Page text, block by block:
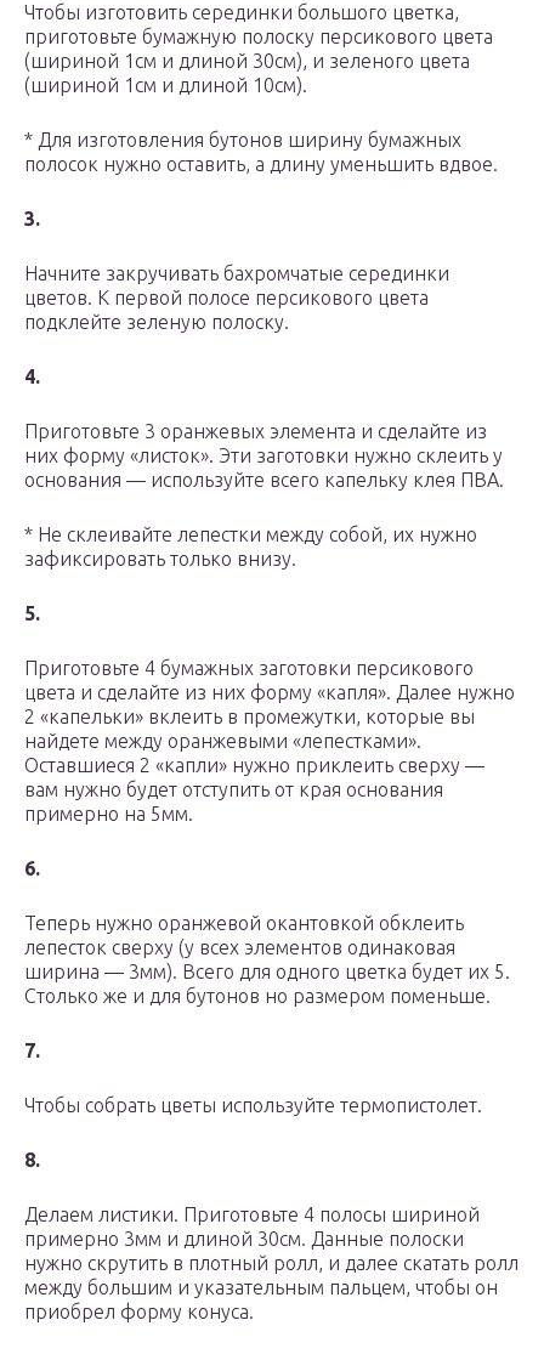
Чтобы изготовить серединки большого цветка,
приготовьте бумажную полоску персикового цвета
(шириной 1см и длиной 30см), и зеленого цвета
(шириной 1см и длиной 10см).
* Для изготовления бутонов ширину бумажных
полосок нужно оставить, а длину уменьшить вдвое.
3.
Начните закручивать бахромчатые серединки
цветов. К первой полосе персикового цвета
подклейте зеленую полоску.
4.
Приготовьте 3 оранжевых элемента и сделайте из
них форму «листок». Эти заготовки нужно склеить у
основания — используйте всего капельку клея ПВА.
* Не склеивайте лепестки между собой, их нужно
зафиксировать только внизу.
5.
Приготовьте 4 бумажных заготовки персикового
цвета и сделайте из них форму «капля». Далее нужно
2 «капельки» вклеить в промежутки, которые вы
найдете между оранжевыми «лепестками».
Оставшиеся 2 «капли» нужно приклеить сверху —
вам нужно будет отступить от края основания
примерно на 5мм.
6.
Теперь нужно оранжевой окантовкой обклеить
лепесток сверху (у всех элементов одинаковая
ширина — 3мм). Всего для одного цветка будет их 5.
Столько же и для бутонов но размером поменьше.
7.
Чтобы собрать цветы используйте термопистолет.
8.
Делаем листики. Приготовьте 4 полосы шириной
примерно 3мм и длиной 30см. Данные полоски
нужно скрутить в плотный ролл, и далее скатать ролл
между большим и указательным пальцем, чтобы он
приобрел форму конуса.